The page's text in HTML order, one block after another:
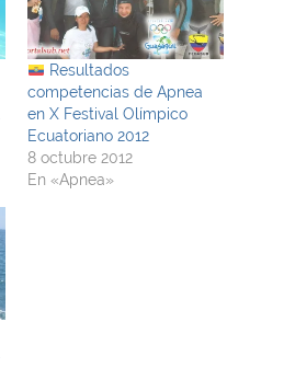
Resultados
competencias de Apnea
en X Festival Olímpico
Ecuatoriano 2012
8 octubre 2012
En «Apnea»